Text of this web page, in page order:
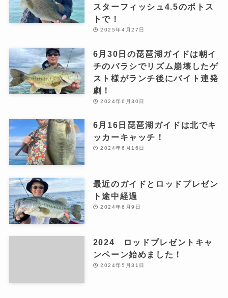
スターフィッシュ4.5のボトス
トで！
2025年4月27日
6月30日の琵琶湖ガイドは朝イ
チのバラシでリズム崩壊したゲ
スト様がランチ後にバイト連発
劇！
2024年6月30日
6月16日琵琶湖ガイドは北でキ
ッカーキャッチ！
2024年6月16日
最近のガイドとロッドプレゼン
ト途中経過
2024年6月9日
2024 ロッドプレゼントキャ
ンペーン始めました！
2024年5月31日